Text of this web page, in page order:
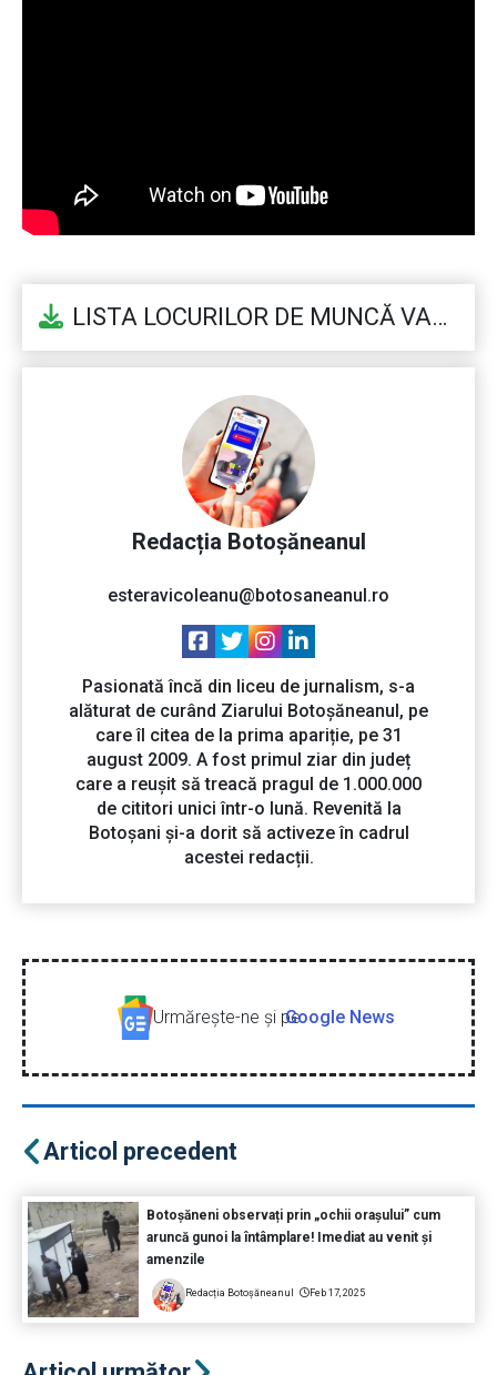
LISTA LOCURILOR DE MUNCĂ VACANTE LA DATA DE 17.02.2025_1739797944169.docx
Redacția Botoșăneanul
esteravicoleanu@botosaneanul.ro
Pasionată încă din liceu de jurnalism, s-a
alăturat de curând Ziarului Botoșăneanul, pe
care îl citea de la prima apariție, pe 31
august 2009. A fost primul ziar din județ
care a reușit să treacă pragul de 1.000.000
de cititori unici într-o lună. Revenită la
Botoșani și-a dorit să activeze în cadrul
acestei redacții.
Urmăreşte-ne şi peGoogle News
Articol precedent
Botoșăneni observați prin „ochii orașului” cum
aruncă gunoi la întâmplare! Imediat au venit și
amenzile
Redacția Botoșăneanul Feb 17, 2025